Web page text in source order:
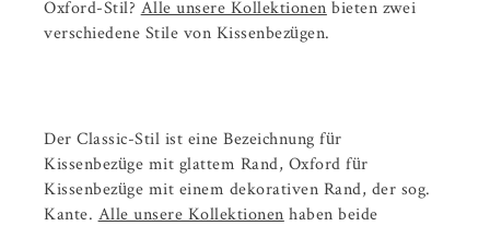
Oxford-Stil? Alle unsere Kollektionen bieten zwei
verschiedene Stile von Kissenbezügen.
Der Classic-Stil ist eine Bezeichnung für
Kissenbezüge mit glattem Rand, Oxford für
Kissenbezüge mit einem dekorativen Rand, der sog.
Kante. Alle unsere Kollektionen haben beide